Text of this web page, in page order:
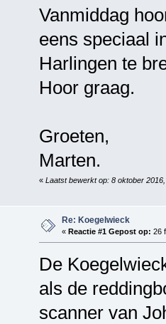
Vanmiddag
eens speciaal
Harlingen te
Hoor graag.
Groeten,
Marten.
« Laatst bewerkt op: 8 oktober
Re: Koegelwieck
« Reactie #1 Gepost op: 26
De
als de
scanner van